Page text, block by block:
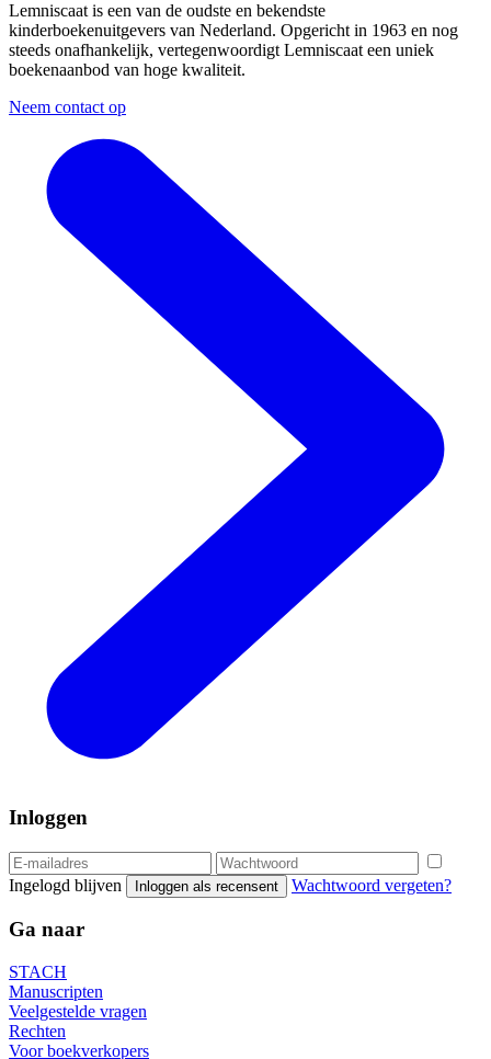
Lemniscaat is een van de oudste en bekendste
kinderboekenuitgevers van Nederland. Opgericht in 1963 en nog
steeds onafhankelijk, vertegenwoordigt Lemniscaat een uniek
boekenaanbod van hoge kwaliteit.
Neem contact op
Inloggen
Ingelogd blijven Inloggen als recensent Wachtwoord vergeten?
Ga naar
STACH
Manuscripten
Veelgestelde vragen
Rechten
Voor boekverkopers